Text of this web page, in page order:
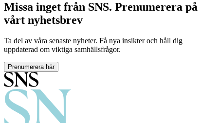
Missa inget från SNS. Prenumerera på
vårt nyhetsbrev
Ta del av våra senaste nyheter. Få nya insikter och håll dig
uppdaterad om viktiga samhällsfrågor.
Prenumerera här